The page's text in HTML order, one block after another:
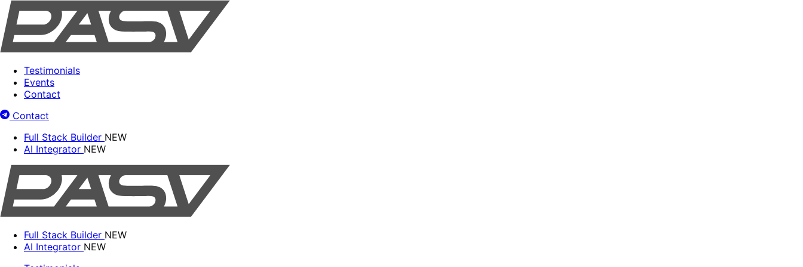
Testimonials
Events
Contact
Contact
Full Stack Builder NEW
AI Integrator NEW
Full Stack Builder NEW
AI Integrator NEW